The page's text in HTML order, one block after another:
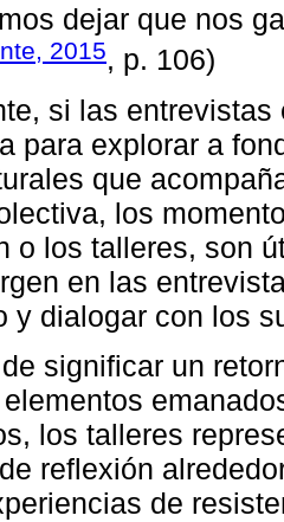
dejar que nos
2015, p. 106)
si las
para explorar a
que
los
o los talleres, son
en las
y dialogar con los
significar un
los talleres
reflexión
de